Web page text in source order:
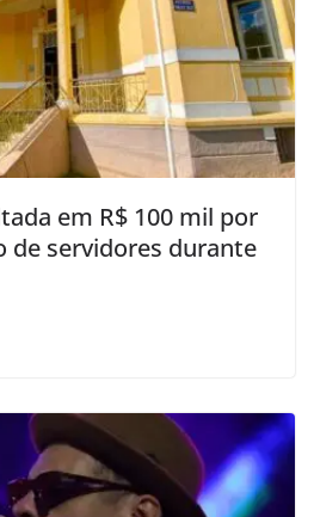
em R$ 100 mil por
de servidores durante